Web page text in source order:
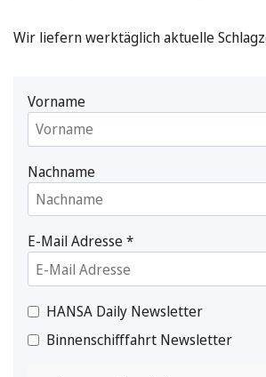
Wir liefern werktäglich aktuelle
Vorname
Nachname
E-Mail Adresse*
HANSA Daily Newsletter
Binnenschifffahrt Newsletter